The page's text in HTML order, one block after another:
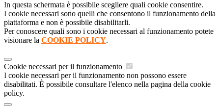
In questa schermata è possibile scegliere quali cookie consentire.
I cookie necessari sono quelli che consentono il funzionamento della
piattaforma e non è possibile disabilitarli.
Per conoscere quali sono i cookie necessari al funzionamento potete
visionare la COOKIE POLICY.
Cookie necessari per il funzionamento
I cookie necessari per il funzionamento non possono essere
disabilitati. È possibile consultare l'elenco nella pagina della cookie
policy.